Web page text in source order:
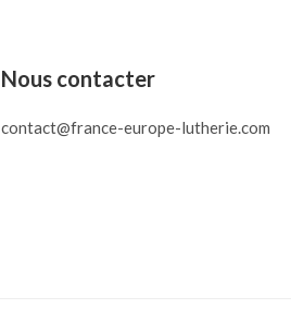
Nous contacter
contact@france-europe-lutherie.com